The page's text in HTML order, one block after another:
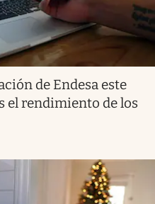
de Endesa este
el rendimiento de los